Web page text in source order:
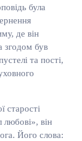
була
де він
згодом був
та пості,
старості
любові», він
Його слова: